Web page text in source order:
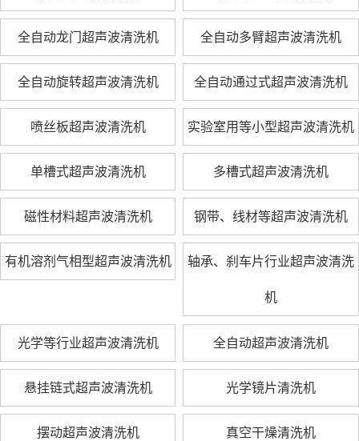
全自动龙门超声波清洗机 全自动多臂超声波清洗机
全自动旋转超声波清洗机 全自动通过式超声波清洗机
喷丝板超声波清洗机 实验室用等小型超声波清洗机
单槽式超声波清洗机 多槽式超声波清洗机
磁性材料超声波清洗机 钢带、线材等超声波清洗机
有机溶剂气相型超声波清洗机 轴承、刹车片行业超声波清洗
机
光学等行业超声波清洗机 全自动超声波清洗机
悬挂链式超声波清洗机 光学镜片清洗机
摆动超声波清洗机 真空干燥清洗机